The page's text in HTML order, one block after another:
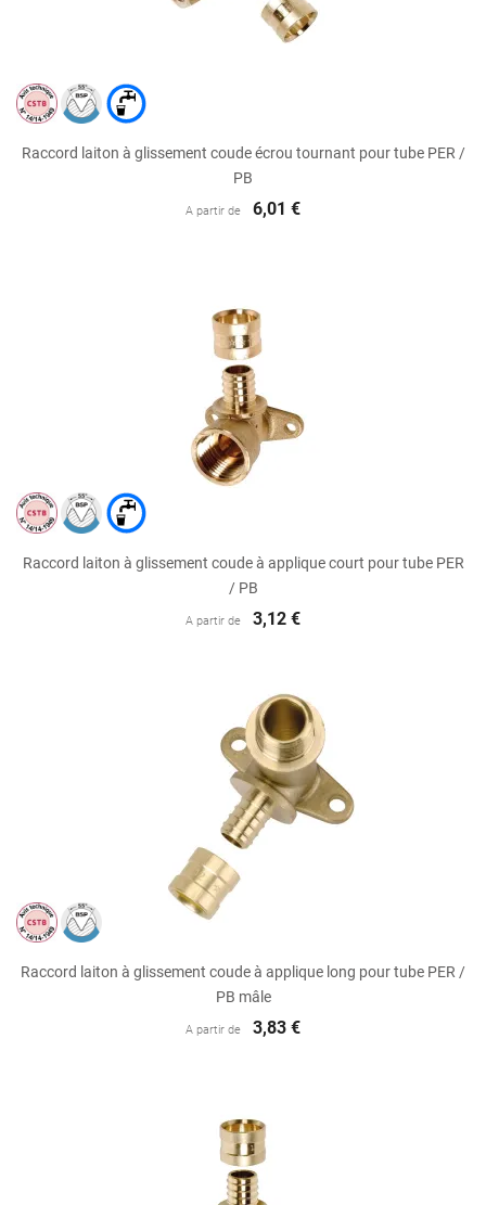
Raccord laiton à glissement coude écrou tournant pour tube PER /
PB
A partir de 6,01 €
Raccord laiton à glissement coude à applique court pour tube PER
/ PB
A partir de 3,12 €
Raccord laiton à glissement coude à applique long pour tube PER /
PB mâle
A partir de 3,83 €